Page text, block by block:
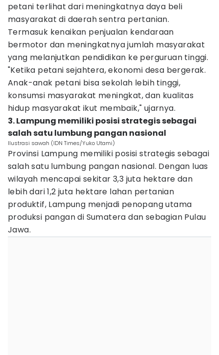
petani terlihat dari meningkatnya daya beli
masyarakat di daerah sentra pertanian.
Termasuk kenaikan penjualan kendaraan
bermotor dan meningkatnya jumlah masyarakat
yang melanjutkan pendidikan ke perguruan tinggi.
"Ketika petani sejahtera, ekonomi desa bergerak.
Anak-anak petani bisa sekolah lebih tinggi,
konsumsi masyarakat meningkat, dan kualitas
hidup masyarakat ikut membaik," ujarnya.
3. Lampung memiliki posisi strategis sebagai
salah satu lumbung pangan nasional
Ilustrasi sawah (IDN Times/Yuko Utami)
Provinsi Lampung memiliki posisi strategis sebagai
salah satu lumbung pangan nasional. Dengan luas
wilayah mencapai sekitar 3,3 juta hektare dan
lebih dari 1,2 juta hektare lahan pertanian
produktif, Lampung menjadi penopang utama
produksi pangan di Sumatera dan sebagian Pulau
Jawa.